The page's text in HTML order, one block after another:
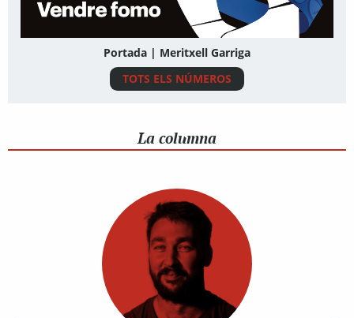
Portada | Meritxell Garriga
TOTS ELS NÚMEROS
La columna